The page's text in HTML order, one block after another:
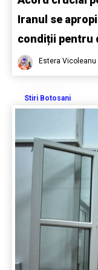
Iranul se
condiții pentru
Estera Vicoleanu
Stiri Botosani